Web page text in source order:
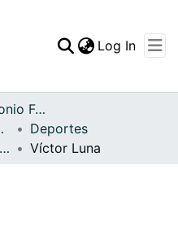
Statistics
Log In
Archivo del Patrimonio Fotográfico y Fílmico del Valle del Cauca
Deportes
FFDO - Rincón del América - Patrimonial
Víctor Luna